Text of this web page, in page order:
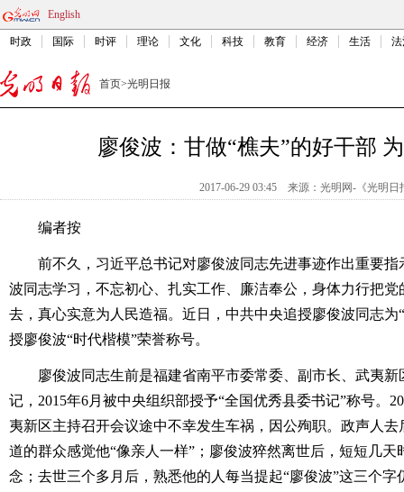
English
时政 国际 时评 理论 文化 科技 教育 经济 生活
首页>光明日报
廖俊波：甘做“樵夫”的好干部
2017-06-29 03:45 来源： 光明网-《光明日
编者按
前不久，习近平总书记对廖俊波同志先进事迹作出重要指
波同志学习，不忘初心、扎实工作、廉洁奉公，身体力行把
去，真心实意为人民造福。近日，中共中央追授廖俊波同志
授廖俊波“时代楷模”荣誉称号。
廖俊波同志生前是福建省南平市委常委、副市长、武夷新
记，2015年6月被中央组织部授予“全国优秀县委书记”称号。
夷新区主持召开会议途中不幸发生车祸，因公殉职。政声人
道的群众感觉他“像亲人一样”；廖俊波猝然离世后，短短几
念；去世三个多月后，熟悉他的人每当提起“廖俊波”这三个